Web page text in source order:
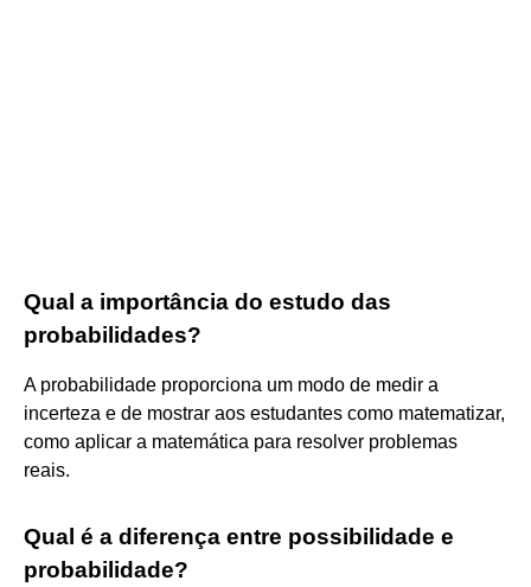
Qual a importância do estudo das
probabilidades?
A probabilidade proporciona um modo de medir a
incerteza e de mostrar aos estudantes como matematizar,
como aplicar a matemática para resolver problemas
reais.
Qual é a diferença entre possibilidade e
probabilidade?